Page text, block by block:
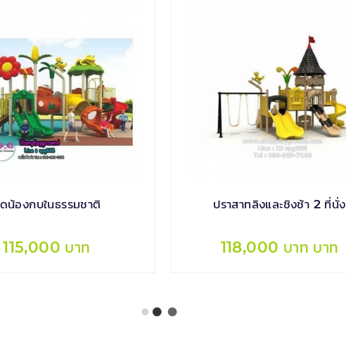
น้องกบในธรรมชาติ
115,000 บาท
ปราสาทลิงและชิงช้า 2 ที่นั่ง
118,000 บาท บาท